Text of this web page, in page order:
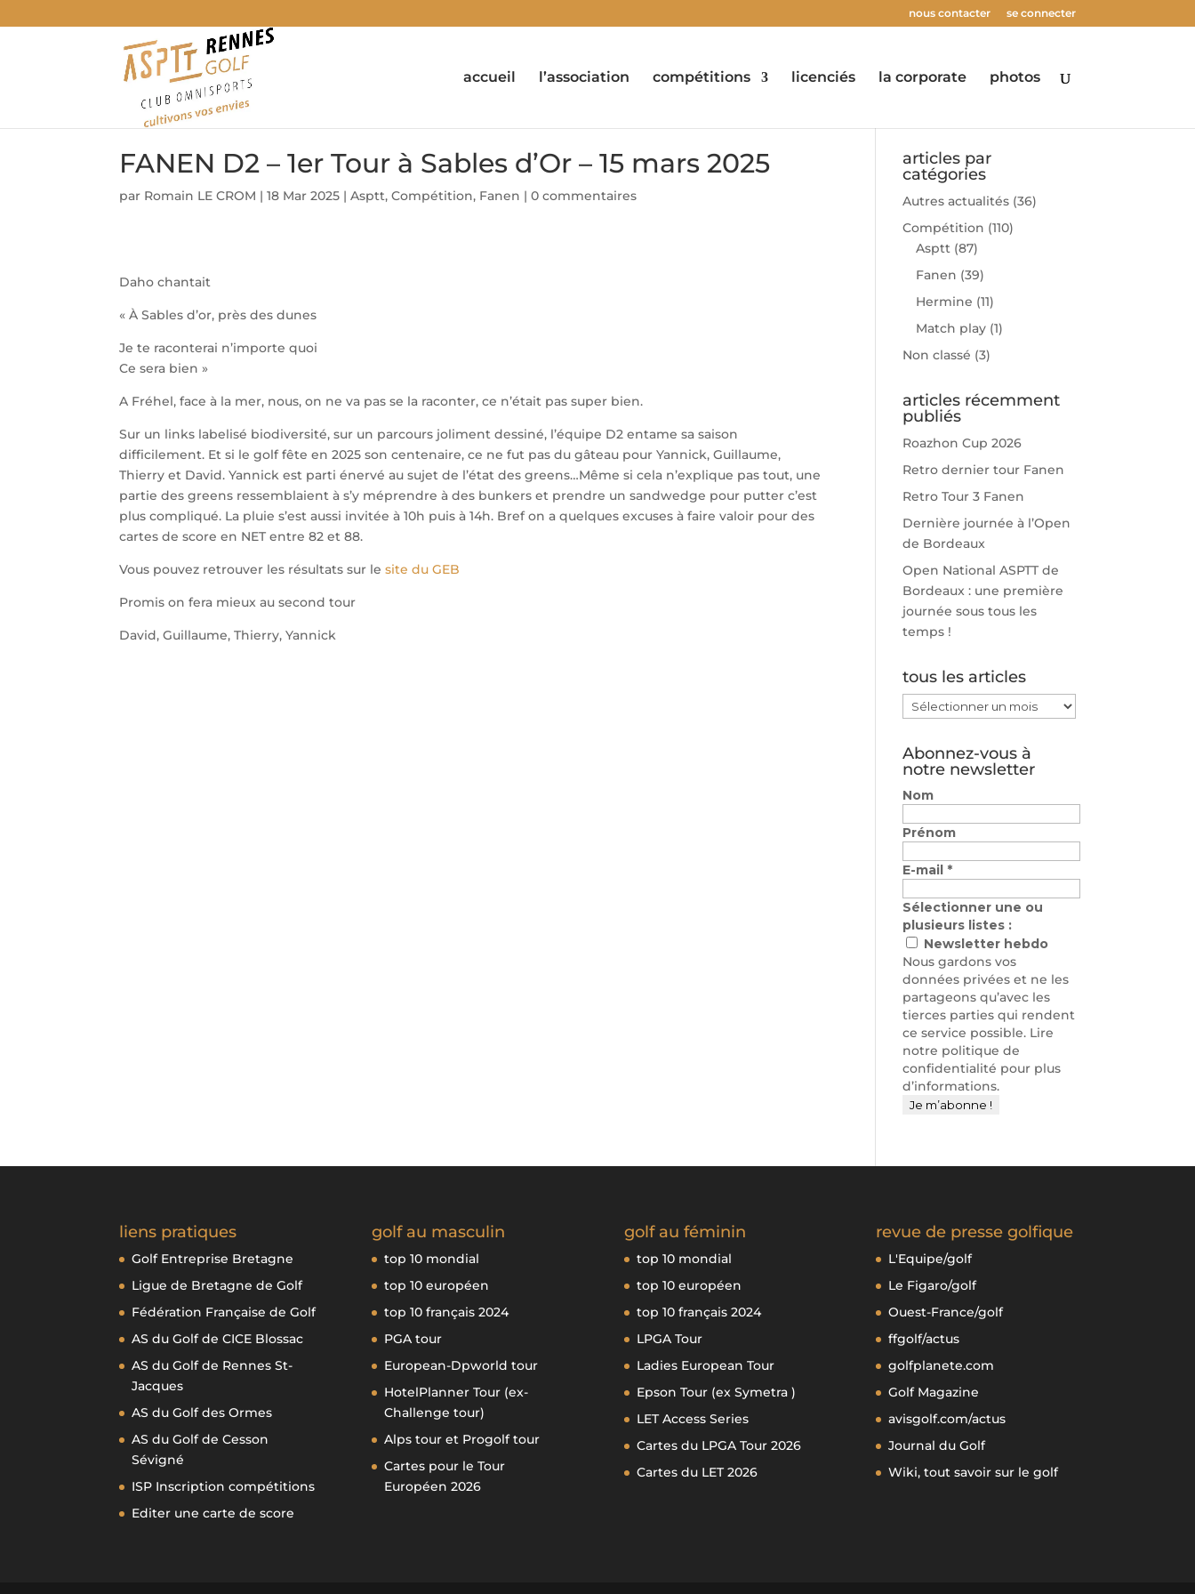
nous contacter se connecter
accueil l’association compétitions licenciés la corporate photos
FANEN D2 – 1er Tour à Sables d’Or – 15 mars 2025
par Romain LE CROM |18 Mar 2025 |Asptt,Compétition, Fanen |0 commentaires
Daho chantait
« À Sables d’or, près des dunes
Je te raconterai n’importe quoi
Ce sera bien »
A Fréhel, face à la mer, nous, on ne va pas se la raconter, ce n’était pas super bien.
Sur un links labelisé biodiversité, sur un parcours joliment dessiné, l’équipe D2 entame sa saison
difficilement. Et si le golf fête en 2025 son centenaire, ce ne fut pas du gâteau pour Yannick, Guillaume,
Thierry et David. Yannick est parti énervé au sujet de l’état des greens…Même si cela n’explique pas tout, une
partie des greens ressemblaient à s’y méprendre à des bunkers et prendre un sandwedge pour putter c’est
plus compliqué. La pluie s’est aussi invitée à 10h puis à 14h. Bref on a quelques excuses à faire valoir pour des
cartes de score en NET entre 82 et 88.
Vous pouvez retrouver les résultats sur lesite du GEB
Promis on fera mieux au second tour
David, Guillaume, Thierry, Yannick
articles par
catégories
Autres actualités (36)
Compétition (110)
Asptt (87)
Fanen (39)
Hermine (11)
Match play (1)
Non classé (3)
articles récemment
publiés
Roazhon Cup 2026
Retro dernier tour Fanen
Retro Tour 3 Fanen
Dernière journée à l’Open
de Bordeaux
Open National ASPTT de
Bordeaux : une première
journée sous tous les
temps !
tous les articles
tous
les
articles
Abonnez-vous à
notre newsletter
Nom
Prénom
E-mail *
Sélectionner une ou
plusieurs listes :
Newsletter hebdo
Nous gardons vos
données privées et ne les
partageons qu’avec les
tierces parties qui rendent
ce service possible. Lire
notre politique de
confidentialité pour plus
d’informations.
liens pratiques
Golf Entreprise Bretagne
Ligue de Bretagne de Golf
Fédération Française de Golf
AS du Golf de CICE Blossac
AS du Golf de Rennes St-
Jacques
AS du Golf des Ormes
AS du Golf de Cesson
Sévigné
ISP Inscription compétitions
Editer une carte de score
golf au masculin
top 10 mondial
top 10 européen
top 10 français 2024
PGA tour
European-Dpworld tour
HotelPlanner Tour (ex-
Challenge tour)
Alps tour et Progolf tour
Cartes pour le Tour
Européen 2026
golf au féminin
top 10 mondial
top 10 européen
top 10 français 2024
LPGA Tour
Ladies European Tour
Epson Tour (ex Symetra )
LET Access Series
Cartes du LPGA Tour 2026
Cartes du LET 2026
revue de presse golfique
L'Equipe/golf
Le Figaro/golf
Ouest-France/golf
ffgolf/actus
golfplanete.com
Golf Magazine
avisgolf.com/actus
Journal du Golf
Wiki, tout savoir sur le golf